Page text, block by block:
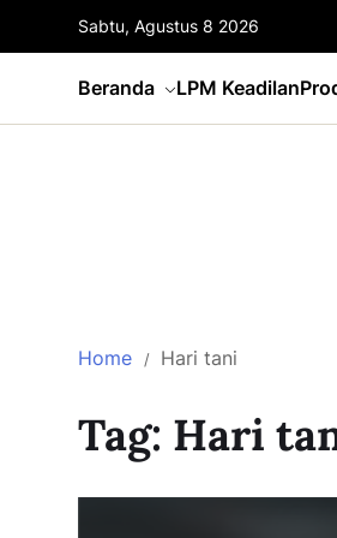
Sabtu, Agustus 8 2026
Beranda LPM Keadilan
Home Hari tani
Tag: Hari